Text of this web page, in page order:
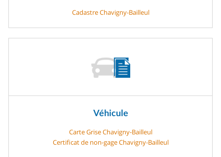
Cadastre Chavigny-Bailleul
Véhicule
Carte Grise Chavigny-Bailleul
Certificat de non-gage Chavigny-Bailleul